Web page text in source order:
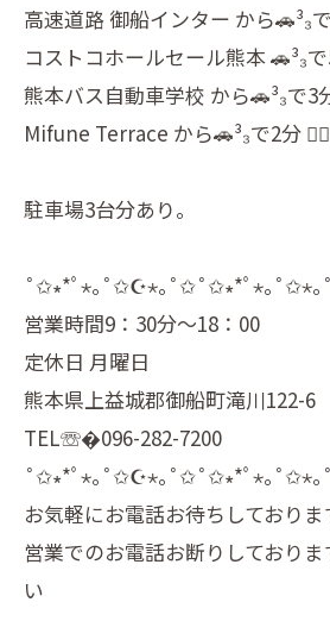
高速道路 御船インター から🚗³₃
コストコホールセール熊本 🚗³₃
熊本バス自動車学校 から🚗³₃で3
Mifune Terrace から🚗³₃で2分
駐車場3台分あり。
˚✩∗*ﾟ⋆｡˚✩☪︎⋆｡˚✩˚✩∗*ﾟ⋆｡˚✩⋆
営業時間9：30分～18：00
定休日 月曜日
熊本県上益城郡御船町滝川122-6
TEL☏�096-282-7200
˚✩∗*ﾟ⋆｡˚✩☪︎⋆｡˚✩˚✩∗*ﾟ⋆｡˚✩⋆
お気軽にお電話お待ちしておりま
営業でのお電話お断りしており
い